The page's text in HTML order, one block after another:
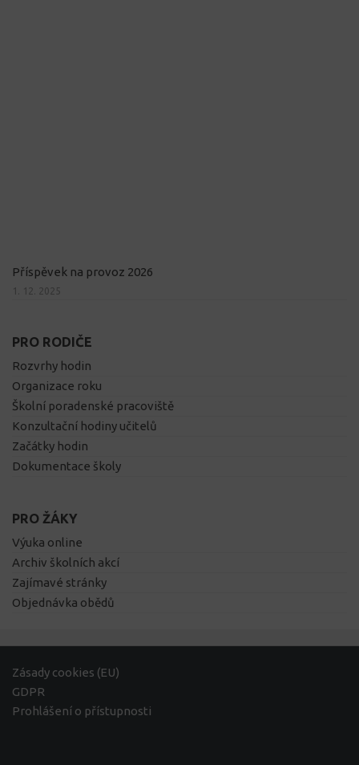
Příspěvek na provoz 2026
1. 12. 2025
PRO RODIČE
Rozvrhy hodin
Organizace roku
Školní poradenské pracoviště
Konzultační hodiny učitelů
Začátky hodin
Dokumentace školy
PRO ŽÁKY
Výuka online
Archiv školních akcí
Zajímavé stránky
Objednávka obědů
Zásady cookies (EU)
GDPR
Prohlášení o přístupnosti